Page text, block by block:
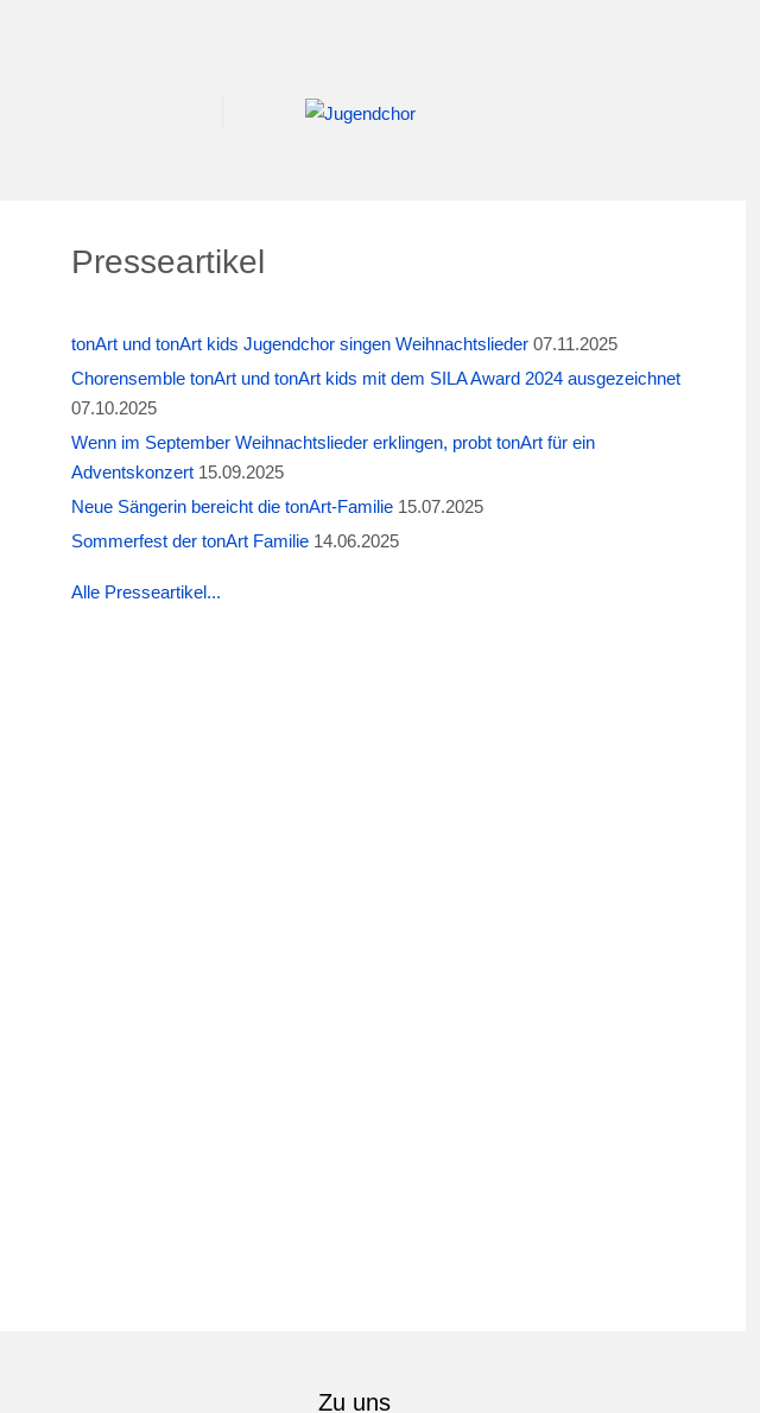
Presseartikel
tonArt und tonArt kids Jugendchor singen Weihnachtslieder 07.11.2025
Chorensemble tonArt und tonArt kids mit dem SILA Award 2024 ausgezeichnet
07.10.2025
Wenn im September Weihnachtslieder erklingen, probt tonArt für ein
Adventskonzert 15.09.2025
Neue Sängerin bereicht die tonArt-Familie 15.07.2025
Sommerfest der tonArt Familie 14.06.2025
Alle Presseartikel...
Zu uns